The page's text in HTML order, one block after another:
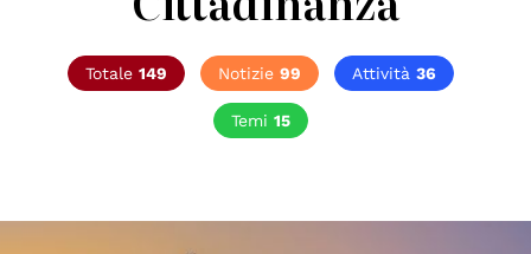
Totale 149 Notizie 99 Attività 36
Temi 15